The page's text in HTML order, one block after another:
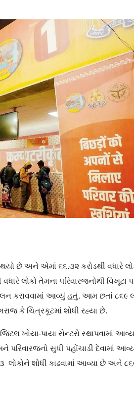
છે અને એમાં ૬૬.૩૨ કરોડથી વધારે
લોકો તેમના પરિવારજનોથી વિખૂટા
કરાવવામાં આવ્યું હતું. આમ છતાં ૮૬૯
કે ચિત્રકૂટમાં શોધી રહ્યા છે.
ખોયા-પાયા સેન્ટરો સ્થાપવામાં
સુધી પહોંચાડી દેવામાં
શોધી કાઢવામાં આવ્યા છે અને